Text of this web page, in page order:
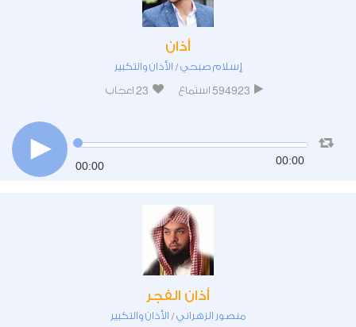
أذان
إسلام صبحي/ الأذان والتكبير
594923 استماع 23 اعجاب
00:00 00:00
أذان الفجر
منصور الزهراني/ الأذان والتكبير